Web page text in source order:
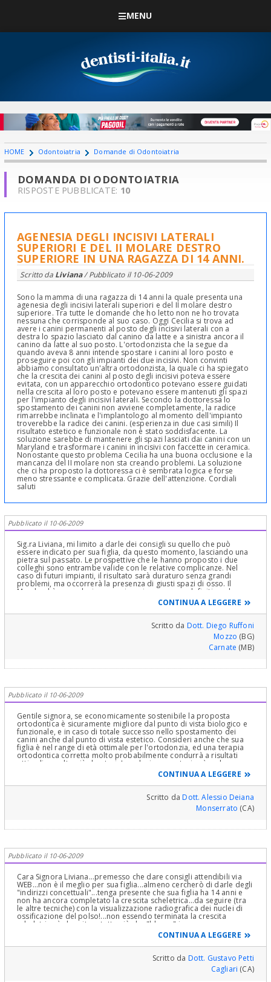
MENU
HOME Odontoiatria Domande di Odontoiatria
DOMANDA DI ODONTOIATRIA
RISPOSTE PUBBLICATE: 10
AGENESIA DEGLI INCISIVI LATERALI
SUPERIORI E DEL II MOLARE DESTRO
SUPERIORE IN UNA RAGAZZA DI 14 ANNI.
Scritto da Liviana/ Pubblicato il 10-06-2009
Sono la mamma di una ragazza di 14 anni la quale presenta una
agenesia degli incisivi laterali superiori e del II molare destro
superiore. Tra tutte le domande che ho letto non ne ho trovata
nessuna che corrisponde al suo caso. Oggi Cecilia si trova ad
avere i canini permanenti al posto degli incisivi laterali con a
destra lo spazio lasciato dal canino da latte e a sinistra ancora il
canino da latte al suo posto. L'ortodonzista che la segue da
quando aveva 8 anni intende spostare i canini al loro posto e
proseguire poi con gli impianti dei due incisivi. Non convinti
abbiamo consultato un'altra ortodonzista, la quale ci ha spiegato
che la crescita dei canini al posto degli incisivi poteva essere
evitata, con un apparecchio ortodontico potevano essere guidati
nella crescita al loro posto e potevano essere mantenuti gli spazi
per l'impianto degli incisivi laterali. Secondo la dottoressa lo
spostamento dei canini non avviene completamente, la radice
rimarrebbe inclinata e l'implantologo al momento dell'impianto
troverebbe la radice dei canini. (esperienza in due casi simili) Il
risultato estetico e funzionale non è stato soddisfacente. La
soluzione sarebbe di mantenere gli spazi lasciati dai canini con un
Maryland e trasformare i canini in incisivi con faccette in ceramica.
Nonostante questo problema Cecilia ha una buona occlusione e la
mancanza del II molare non sta creando problemi. La soluzione
che ci ha proposto la dottoressa ci è sembrata logica e forse
meno stressante e complicata. Grazie dell'attenzione. Cordiali
saluti
Pubblicato il 10-06-2009
Sig.ra Liviana, mi limito a darle dei consigli su quello che può
essere indicato per sua figlia, da questo momento, lasciando una
pietra sul passato. Le prospettive che le hanno proposto i due
colleghi sono entrambe valide con le relative complicanze. Nel
caso di futuri impianti, il risultato sarà duraturo senza grandi
problemi, ma occorrerà la presenza di giusti spazi di osso. Il
Maryland è una soluzione non invasiva ma poco definitiva, che non
lascia liberi i movimenti degli elementi dentari, che porta come
complicanza futura la decementazione. Al momento, la scelta più
giusta è di ricreare al più presto, se possibile, il giusto spazio
estetico, poi successivamente scegliere la riabilitazione protesica
più idonea che sarà dettata dai risultati ottenuti.
CONTINUA A LEGGERE
Scritto da Dott. Diego Ruffoni
Mozzo (BG)
Carnate (MB)
Pubblicato il 10-06-2009
Gentile signora, se economicamente sostenibile la proposta
ortodontica è sicuramente migliore dal punto di vista biologico e
funzionale, e in caso di totale successo nello spostamento dei
canini anche dal punto di vista estetico. Consideri anche che sua
figlia è nel range di età ottimale per l'ortodonzia, ed una terapia
ortodontica corretta molto probabilmente condurrà a risultati
ottimali e molto più duraturi. La soluzione protesica è un buon
compromesso, eventualmente praticabile in seguito per offuscare
l'eventuale parziale insuccesso ortodontico.CONTINUA A LEGGERE
Scritto daDott. Alessio Deiana
Monserrato (CA)
Pubblicato il 10-06-2009
Cara Signora Liviana...premesso che dare consigli attendibili via
WEB...non è il meglio per sua figlia...almeno cercherò di darle degli
"indirizzi concettuali"...tenga presente che sua figlia ha 14 anni e
non ha ancora completato la crescita scheletrica...da seguire (tra
le altre tecniche) con la visualizzazione radiografica dei nuclei di
ossificazione del polso!...non essendo terminata la crescita
scheletrica è da evitare tutto ciò che "blocca" i
denti...ponti...Maryland...a meno che non li si rifaccia a scadenze
ben precise e valutate...lo stesso dicasi per gli impianti... non farei
impianti a 14 anni! L'unica soluzione intelligente e concettualmente
percorribile in modo GIUSTO è l'Ortodonzia come le ha
saggiamente e professionalmente suggerito il collega Alessio
Deiana ... poi ... magari vedendola clinicamente le prospettive
CONTINUA A LEGGERE
Scritto da Dott. Gustavo Petti
Cagliari (CA)